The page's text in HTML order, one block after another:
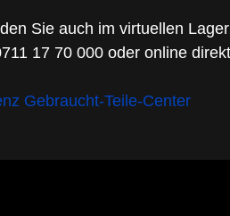
Sie auch im virtuellen
17 70 000 oder online
Gebraucht-Teile-Center